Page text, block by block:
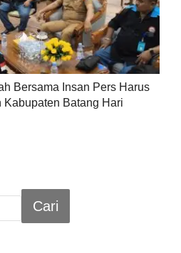
Bersama Insan Pers Harus
Kabupaten Batang Hari
Cari